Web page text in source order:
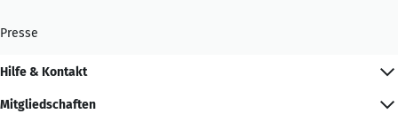
Presse
Hilfe & Kontakt
Mitgliedschaften